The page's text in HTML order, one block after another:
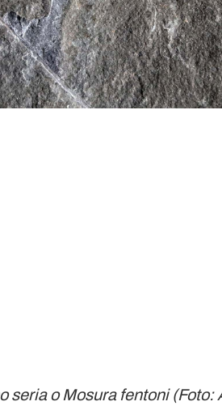
seria o Mosura fentoni